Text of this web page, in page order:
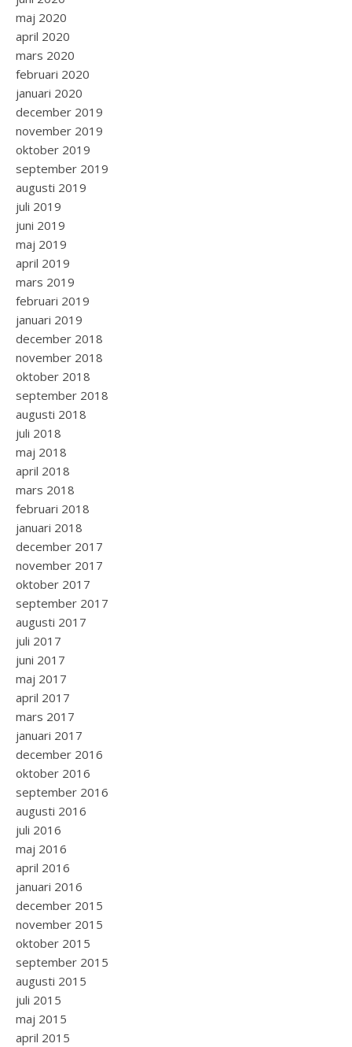
maj 2020
april 2020
mars 2020
februari 2020
januari 2020
december 2019
november 2019
oktober 2019
september 2019
augusti 2019
juli 2019
juni 2019
maj 2019
april 2019
mars 2019
februari 2019
januari 2019
december 2018
november 2018
oktober 2018
september 2018
augusti 2018
juli 2018
maj 2018
april 2018
mars 2018
februari 2018
januari 2018
december 2017
november 2017
oktober 2017
september 2017
augusti 2017
juli 2017
juni 2017
maj 2017
april 2017
mars 2017
januari 2017
december 2016
oktober 2016
september 2016
augusti 2016
juli 2016
maj 2016
april 2016
januari 2016
december 2015
november 2015
oktober 2015
september 2015
augusti 2015
juli 2015
maj 2015
april 2015